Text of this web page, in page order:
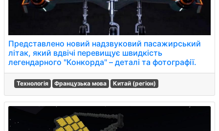
Представлено новий надзвуковий пасажирський
літак, який вдвічі перевищує швидкість
легендарного "Конкорда" – деталі та фотографії.
Технологія Французька мова Китай (регіон)